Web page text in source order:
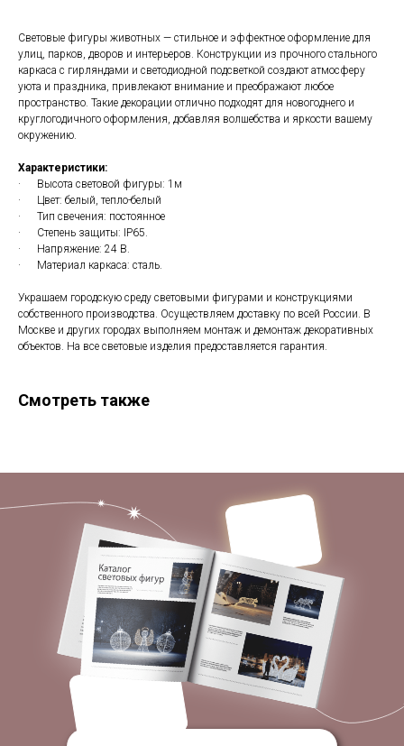
Световые фигуры животных — стильное и эффектное оформление для
улиц, парков, дворов и интерьеров. Конструкции из прочного стального
каркаса с гирляндами и светодиодной подсветкой создают атмосферу
уюта и праздника, привлекают внимание и преображают любое
пространство. Такие декорации отлично подходят для новогоднего и
круглогодичного оформления, добавляя волшебства и яркости вашему
окружению.
Характеристики:
· Высота световой фигуры: 1м
· Цвет: белый, тепло-белый
· Тип свечения: постоянное
· Степень защиты: IP65.
· Напряжение: 24 В.
· Материал каркаса: сталь.
Украшаем городскую среду световыми фигурами и конструкциями
собственного производства. Осуществляем доставку по всей России. В
Москве и других городах выполняем монтаж и демонтаж декоративных
объектов. На все световые изделия предоставляется гарантия.
Смотреть также